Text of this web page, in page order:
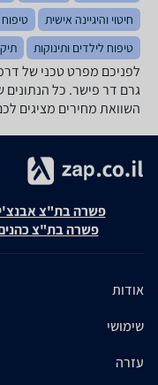
חיטוי והיגיינה אישית
טיפוח לילדים ותינוקות
גרם ‏דר פישר. כל הנתונים
השוואת מחירים מציגים
פשרה בת"צ אבנצ'יק נ'
פשרה בת"צ כהנים נ'
אודות
שימושי
עזרה